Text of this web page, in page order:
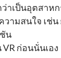
าเป็นอุตสาห
ามสนใจ เช่
น
ก่อนนั่นเอง